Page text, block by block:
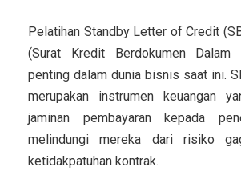
Pelatihan Standby Letter of Credit
(Surat Kredit Berdokumen Dalam
penting dalam dunia bisnis saat ini.
merupakan instrumen keuangan
jaminan pembayaran kepada
melindungi mereka dari risiko
ketidakpatuhan kontrak.